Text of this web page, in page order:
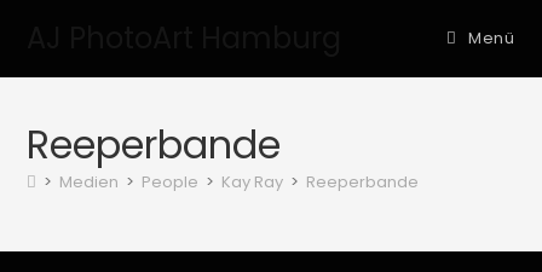
Menü
Reeperbande
> Medien > People > Kay Ray > Reeperbande